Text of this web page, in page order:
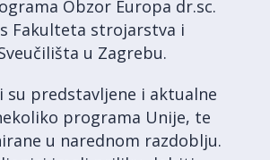
Obzor Europa dr.sc.
Fakulteta strojarstva i
u Zagrebu.
su predstavljene i aktualne
programa Unije, te
u narednom razdoblju.